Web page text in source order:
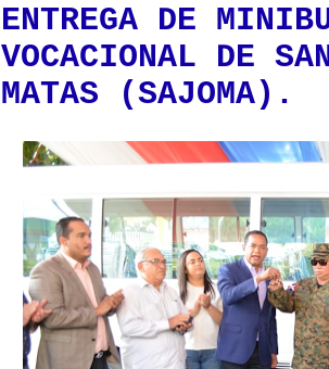
ENTREGA DE
VOCACIONAL DE
MATAS (SAJOMA).